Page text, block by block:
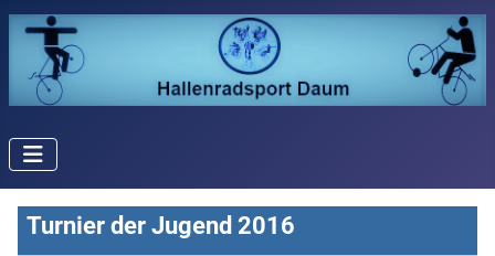
Turnier der Jugend 2016